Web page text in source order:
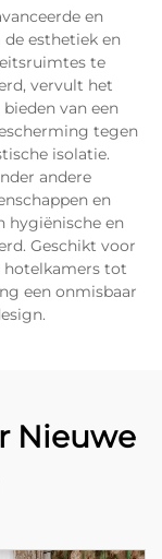
en
esthetiek en
te
vervult het
van een
tegen
isolatie.
andere
en
hygiënische en
Geschikt voor
hotelkamers tot
een onmisbaar
Nieuwe